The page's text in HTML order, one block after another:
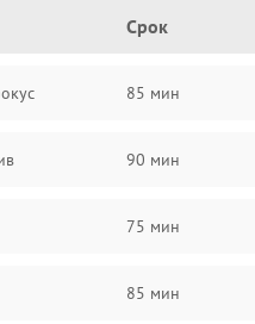
Срок
85 мин
90 мин
75 мин
85 мин